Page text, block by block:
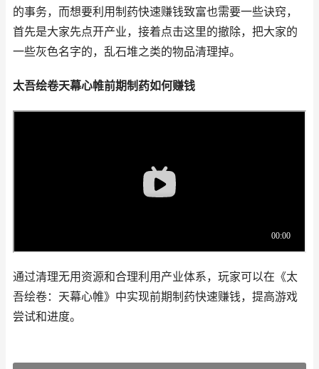
的事务，而想要利用制药快速赚钱致富也需要一些诀窍，
首先是大家先点开产业，接着点击这里的撤除，把大家的
一些灰色名字的，乱石堆之类的物品清理掉。
太吾绘卷天幕心帷前期制药如何赚钱
通过清理无用资源和合理利用产业体系，玩家可以在《太
吾绘卷：天幕心帷》中实现前期制药快速赚钱，提高游戏
尝试和进度。